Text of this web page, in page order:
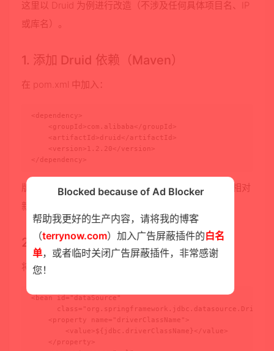
这里以 Druid 为例进行改造（不涉及任何具体项目名、IP
或库名）。
1. 添加 Druid 依赖（Maven）
在 pom.xml 中加入：
<dependency>
    <groupId>com.alibaba</groupId>
    <artifactId>druid</artifactId>
    <version>1.2.20</version>
</dependency>
版本号可以按自己项目实际情况选择，但建议选一个相对
新的稳定版本。
2. 修改 Spring XML 中的数据源配置
将原来的：
<bean id="dataSource"
    <property name="driverClassName">
        <value>${jdbc.driverClassName}</value>
    </property>
Blocked because of Ad Blocker
帮助我更好的生产内容，请将我的博客
（terrynow.com）加入广告屏蔽插件的白名
单，或者临时关闭广告屏蔽插件，非常感谢
您！